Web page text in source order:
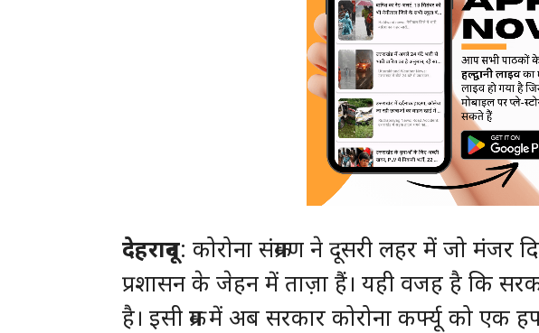
देहरादून: कोरोना संक्रमण ने दूसरी लहर में जो
प्रशासन के जेहन में ताज़ा हैं। यही वजह है कि
है। इसी क्रम में अब सरकार कोरोना कर्फ्यू को एक